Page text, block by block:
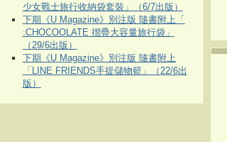
少女戰士旅行收納袋套裝」（6/7出版）
下期《U Magazine》別注版 隨書附上「
:CHOCOOLATE 摺疊大容量旅行袋」
（29/6出版）
下期《U Magazine》別注版 隨書附上
「LINE FRIENDS手提儲物籃」（22/6出
版）